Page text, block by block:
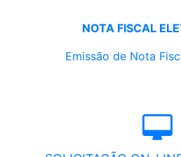
NOTA FISCAL
Emissão de Nota